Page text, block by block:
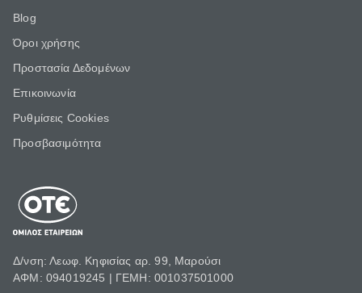
Blog
Όροι χρήσης
Προστασία Δεδομένων
Επικοινωνία
Ρυθμίσεις Cookies
Προσβασιμότητα
Δ/νση: Λεωφ. Κηφισίας αρ. 99, Μαρούσι
ΑΦΜ: 094019245 | ΓΕΜΗ: 001037501000